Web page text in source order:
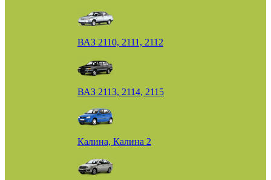
ВАЗ 2110, 2111, 2112
ВАЗ 2113, 2114, 2115
Калина, Калина 2